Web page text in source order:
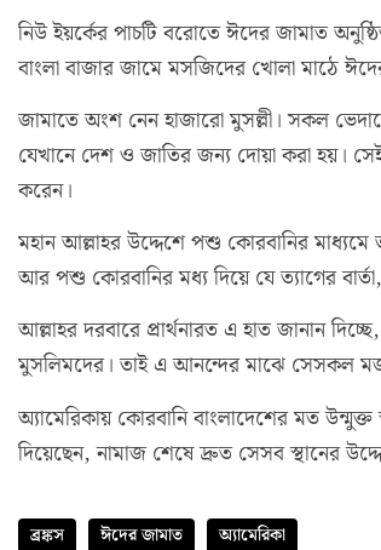
নিউ ইয়র্কের পাচটি বরোতে ঈদের জামাত
বাংলা বাজার জামে মসজিদের খোলা মাঠে
জামাতে অংশ নেন হাজারো মুসল্লী। সকল
যেখানে দেশ ও জাতির জন্য দোয়া করা হয়।
করেন।
মহান আল্লাহর উদ্দেশে পশু কোরবানির মাধ্যমে
আর পশু কোরবানির মধ্য দিয়ে যে ত্যাগের
আল্লাহর দরবারে প্রার্থনারত এ হাত জানান
মুসলিমদের। তাই এ আনন্দের মাঝে সেসকল
অ্যামেরিকায় কোরবানি বাংলাদেশের মত উন্মুক্ত
দিয়েছেন, নামাজ শেষে দ্রুত সেসব স্থানের
ব্রঙ্কস ঈদের জামাত অ্যামেরিকা